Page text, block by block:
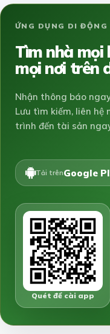
ỨNG DỤNG DI ĐỘNG
Tìm nhà mọi
mọi nơi trên
Nhận thông báo
Lưu tìm kiếm, liên hệ
trình đến tài sản
Tải trênGoogle
Quét để cài app